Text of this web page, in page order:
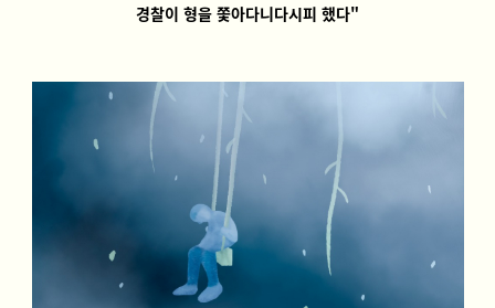
경찰이 형을 쫓아다니다시피 했다"